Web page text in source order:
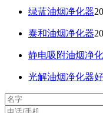
绿蓝油烟净化器
泰和油烟净化器
静电吸附油烟净
光解油烟净化器